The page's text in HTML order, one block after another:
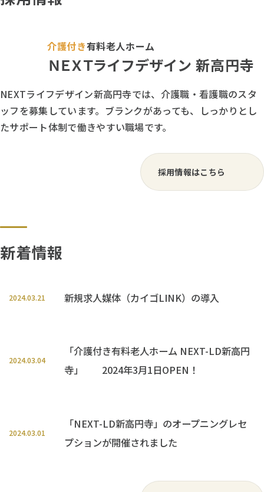
介護付き有料老人ホーム
ＮＥＸＴライフデザイン 新高円寺
NEXTライフデザイン新高円寺では、介護職・看護職のスタ
ッフを募集しています。ブランクがあっても、しっかりとし
たサポート体制で働きやすい職場です。
採用情報はこちら
新着情報
2024.03.21 新規求人媒体（カイゴLINK）の導入
2024.03.04
「介護付き有料老人ホーム NEXT-LD新高円
寺」 2024年3月1日OPEN！
2024.03.01
「NEXT-LD新高円寺」のオープニングレセ
プションが開催されました